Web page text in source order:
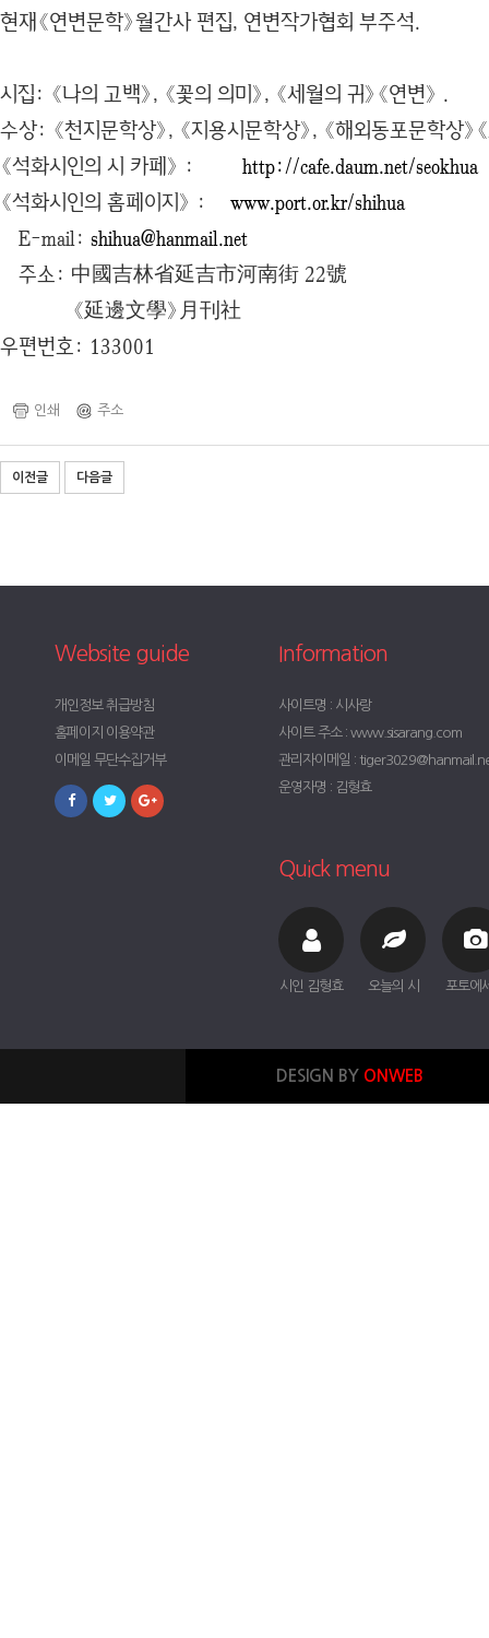
현재《연변문학》월간사 편집, 연변작가협회 부주석.
시집: 《나의 고백》, 《꽃의 의미》, 《세월의 귀》《연변》 .
수상: 《천지문학상》, 《지용시문학상》, 《해외동포문학상》
《석화시인의 시 카페》 : http://cafe.daum.net/seokhua
《석화시인의 홈페이지》 : www.port.or.kr/shihua
E-mail: shihua@hanmail.net
주소: 中國吉林省延吉市河南街 22號
《延邊文學》月刊社
우편번호: 133001
인쇄 주소
이전글 다음글
Website guide
개인정보 취급방침
홈페이지 이용약관
이메일 무단수집거부
Information
사이트명 : 시사랑
사이트 주소 : www.sisarang.com
관리자이메일 :
운영자명 : 김형효
Quick menu
시인 김형효 오늘의 시 포토에
DESIGN BY ONWEB